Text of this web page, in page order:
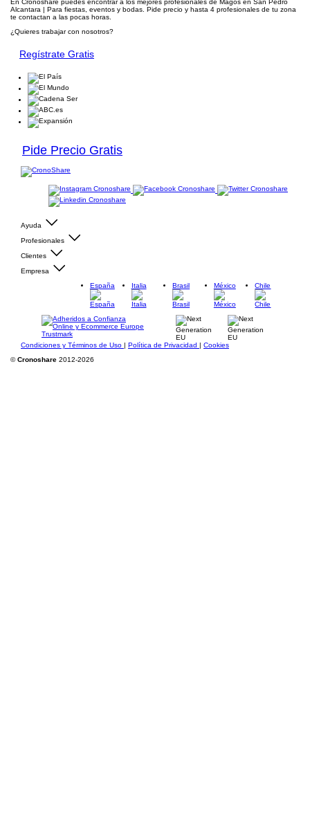
En Cronoshare puedes encontrar a los mejores profesionales de Magos en San Pedro
Alcantara | Para fiestas, eventos y bodas. Pide precio y hasta 4 profesionales de tu zona
te contactan a las pocas horas.
¿Quieres trabajar con nosotros?
Regístrate Gratis
Pide Precio Gratis
Ayuda
Profesionales
Clientes
Empresa
España
Italia Brasil México Chile
Condiciones y Términos de Uso | Política de Privacidad | Cookies
©Cronoshare 2012-2026